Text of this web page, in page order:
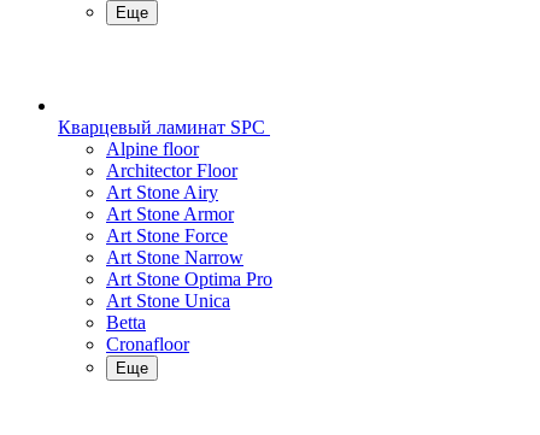
Еще
Кварцевый ламинат SPC
Alpine floor
Architector Floor
Art Stone Airy
Art Stone Armor
Art Stone Force
Art Stone Narrow
Art Stone Optima Pro
Art Stone Unica
Betta
Cronafloor
Еще